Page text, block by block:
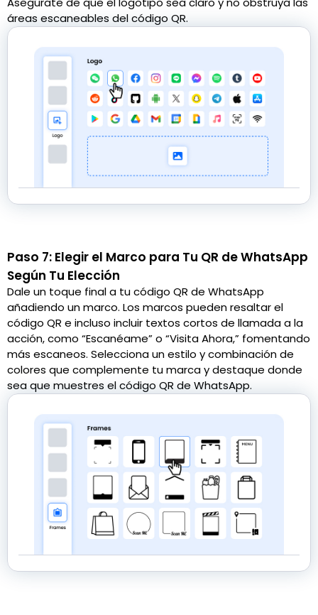
áreas escaneables del código QR.
Paso 7: Elegir el Marco para Tu QR de WhatsApp
Según Tu Elección
Dale un toque final a tu código QR de WhatsApp
añadiendo un marco. Los marcos pueden resaltar el
código QR e incluso incluir textos cortos de llamada a la
acción, como “Escanéame” o “Visita Ahora,” fomentando
más escaneos. Selecciona un estilo y combinación de
colores que complemente tu marca y destaque donde
sea que muestres el código QR de WhatsApp.